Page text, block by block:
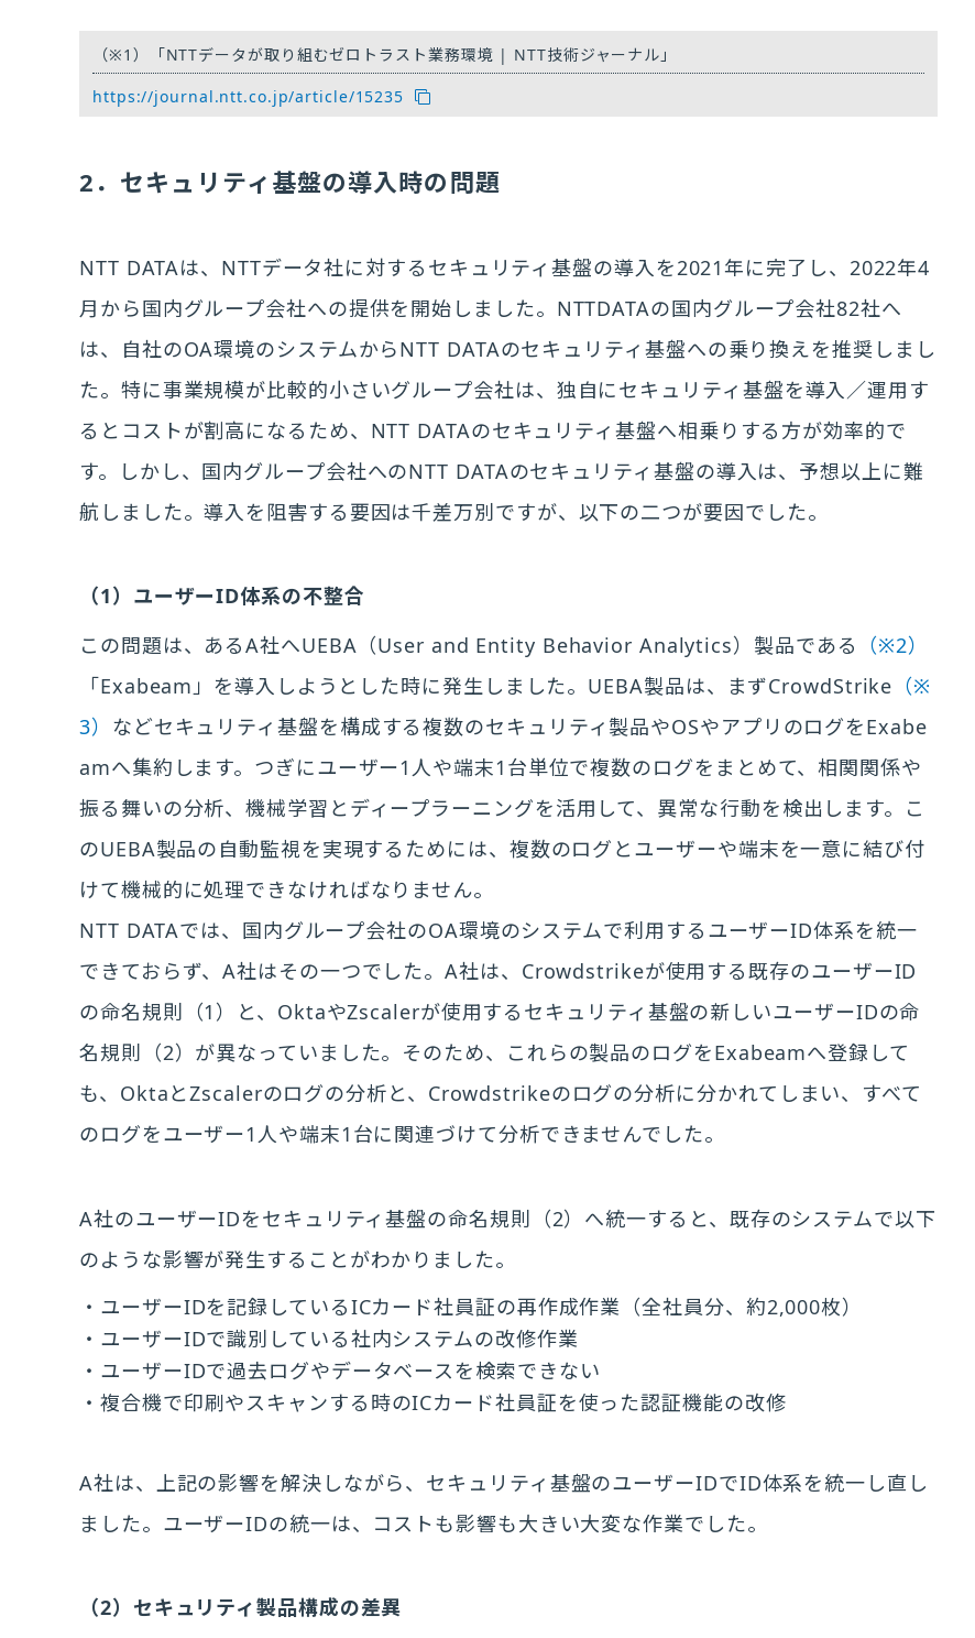
（※1）
「NTTデータが取り組むゼロトラスト業務環境 | NTT技術ジャーナル」
https://journal.ntt.co.jp/article/15235
2．セキュリティ基盤の導入時の問題
NTT DATAは、NTTデータ社に対するセキュリティ基盤の導入を2021年に完了し、2022年4
月から国内グループ会社への提供を開始しました。NTTDATAの国内グループ会社82社へ
は、自社のOA環境のシステムからNTT DATAのセキュリティ基盤への乗り換えを推奨しまし
た。特に事業規模が比較的小さいグループ会社は、独自にセキュリティ基盤を導入／運用す
るとコストが割高になるため、NTT DATAのセキュリティ基盤へ相乗りする方が効率的で
す。しかし、国内グループ会社へのNTT DATAのセキュリティ基盤の導入は、予想以上に難
航しました。導入を阻害する要因は千差万別ですが、以下の二つが要因でした。
（1）ユーザーID体系の不整合
この問題は、あるA社へUEBA（User and Entity Behavior Analytics）製品である
（※2）
「Exabeam」を導入しようとした時に発生しました。UEBA製品は、まずCrowdStrike （※
3） などセキュリティ基盤を構成する複数のセキュリティ製品やOSやアプリのログをExabe
amへ集約します。つぎにユーザー1人や端末1台単位で複数のログをまとめて、相関関係や
振る舞いの分析、機械学習とディープラーニングを活用して、異常な行動を検出します。こ
のUEBA製品の自動監視を実現するためには、複数のログとユーザーや端末を一意に結び付
けて機械的に処理できなければなりません。
NTT DATAでは、国内グループ会社のOA環境のシステムで利用するユーザーID体系を統一
できておらず、A社はその一つでした。A社は、Crowdstrikeが使用する既存のユーザーID
の命名規則（1）と、OktaやZscalerが使用するセキュリティ基盤の新しいユーザーIDの命
名規則（2）が異なっていました。そのため、これらの製品のログをExabeamへ登録して
も、OktaとZscalerのログの分析と、Crowdstrikeのログの分析に分かれてしまい、すべて
のログをユーザー1人や端末1台に関連づけて分析できませんでした。
A社のユーザーIDをセキュリティ基盤の命名規則（2）へ統一すると、既存のシステムで以下
のような影響が発生することがわかりました。
ユーザーIDを記録しているICカード社員証の再作成作業（全社員分、約2,000枚）
ユーザーIDで識別している社内システムの改修作業
ユーザーIDで過去ログやデータベースを検索できない
複合機で印刷やスキャンする時のICカード社員証を使った認証機能の改修
A社は、上記の影響を解決しながら、セキュリティ基盤のユーザーIDでID体系を統一し直し
ました。ユーザーIDの統一は、コストも影響も大きい大変な作業でした。
（2）セキュリティ製品構成の差異